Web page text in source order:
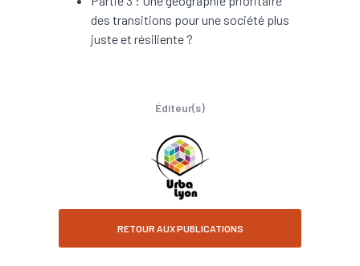
des transitions pour une société plus
juste et résiliente ?
Éditeur(s)
RETOUR AUX PUBLICATIONS